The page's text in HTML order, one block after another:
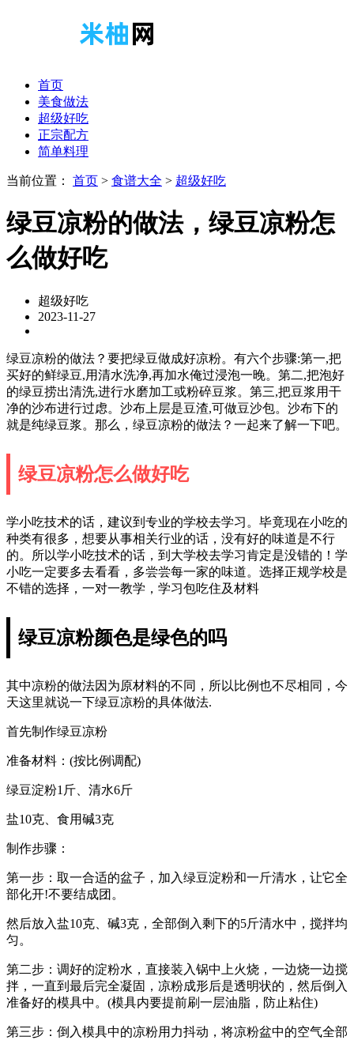
首页
美食做法
超级好吃
正宗配方
简单料理
当前位置： 首页 > 食谱大全 > 超级好吃
绿豆凉粉的做法，绿豆凉粉怎
么做好吃
超级好吃
2023-11-27
绿豆凉粉的做法？要把绿豆做成好凉粉。有六个步骤:第一,把
买好的鲜绿豆,用清水洗净,再加水俺过浸泡一晚。第二,把泡好
的绿豆捞出清洗,进行水磨加工或粉碎豆浆。第三,把豆浆用干
净的沙布进行过虑。沙布上层是豆渣,可做豆沙包。沙布下的
就是纯绿豆浆。那么，绿豆凉粉的做法？一起来了解一下吧。
绿豆凉粉怎么做好吃
学小吃技术的话，建议到专业的学校去学习。毕竟现在小吃的
种类有很多，想要从事相关行业的话，没有好的味道是不行
的。所以学小吃技术的话，到大学校去学习肯定是没错的！学
小吃一定要多去看看，多尝尝每一家的味道。选择正规学校是
不错的选择，一对一教学，学习包吃住及材料
绿豆凉粉颜色是绿色的吗
其中凉粉的做法因为原材料的不同，所以比例也不尽相同，今
天这里就说一下绿豆凉粉的具体做法.
首先制作绿豆凉粉
准备材料：(按比例调配)
绿豆淀粉1斤、清水6斤
盐10克、食用碱3克
制作步骤：
第一步：取一合适的盆子，加入绿豆淀粉和一斤清水，让它全
部化开!不要结成团。
然后放入盐10克、碱3克，全部倒入剩下的5斤清水中，搅拌均
匀。
第二步：调好的淀粉水，直接装入锅中上火烧，一边烧一边搅
拌，一直到最后完全凝固，凉粉成形后是透明状的，然后倒入
准备好的模具中。(模具内要提前刷一层油脂，防止粘住)
第三步：倒入模具中的凉粉用力抖动，将凉粉盆中的空气全部